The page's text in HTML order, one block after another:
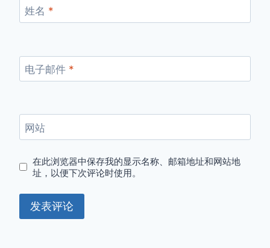
姓名 *
电子邮件 *
网站
在此浏览器中保存我的显示名称、邮箱地址和网站地
址，以便下次评论时使用。